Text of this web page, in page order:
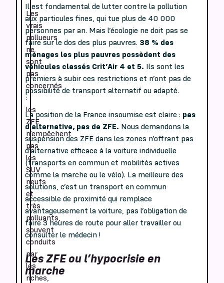
Les
vrais
pollueurs
ne
sont
pas
concernés
:
les
ZFE
n’empêchent
pas
les
SUV
neufs
et
très
polluants,
souvent
conduits
par
les
riches,
Il est fondamental de lutter contre la pollution
aux particules fines, qui tue plus de 40 000
personnes par an. Mais l’écologie ne doit pas se
faire sur le dos des plus pauvres. 38 % des
ménages les plus pauvres possèdent des
véhicules classés Crit’Air 4 et 5. Ils sont les
premiers à subir ces restrictions et n’ont pas de
possibilité de transport alternatif ou adapté.
La position de la France insoumise est claire : pas
d’alternative, pas de ZFE. Nous demandons la
suspension des ZFE dans les zones n’offrant pas
d’alternative efficace à la voiture individuelle
(transports en commun et mobilités actives
comme la marche ou le vélo). La meilleure des
solutions, c’est un transport en commun
accessible de proximité qui remplace
avantageusement la voiture, pas l’obligation de
faire 3 heures de route pour aller travailler ou
consulter le médecin !
Les ZFE ou l’hypocrisie en
marche